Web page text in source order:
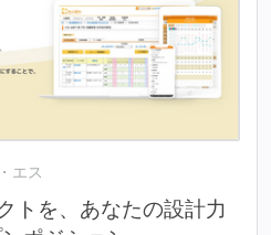
エス
トを、あなたの設計力